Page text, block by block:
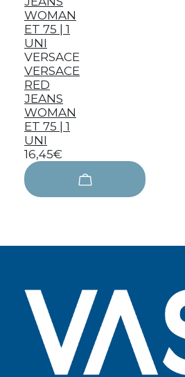
VERSACE
VERSACE
RED
JEANS
WOMAN
ET 75 | 1
UNI
16,45€